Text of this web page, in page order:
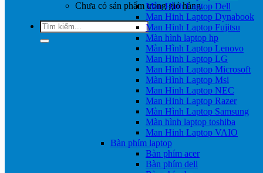
Chưa có sản phẩm trong giỏ hàng.
Tìm
kiếm:
Màn Hình Laptop Dell
Man Hinh Laptop Dynabook
Man Hinh Laptop Fujitsu
Màn hình laptop hp
Màn Hình Laptop Lenovo
Man Hinh Laptop LG
Man Hinh Laptop Microsoft
Màn Hình Laptop Msi
Man Hinh Laptop NEC
Man Hinh Laptop Razer
Màn Hình Laptop Samsung
Màn hình laptop toshiba
Man Hinh Laptop VAIO
Bàn phím laptop
Bàn phím acer
Bàn phím dell